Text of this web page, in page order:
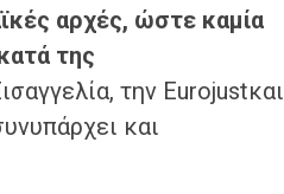
αρχές, ώστε καμία
της
την Eurojustκαι
και